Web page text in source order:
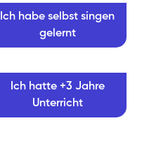
Ich habe selbst singen
gelernt
Ich hatte +3 Jahre
Unterricht